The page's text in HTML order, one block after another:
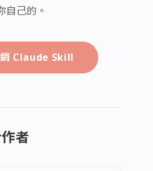
自己的。
銷 Claude Skill
者